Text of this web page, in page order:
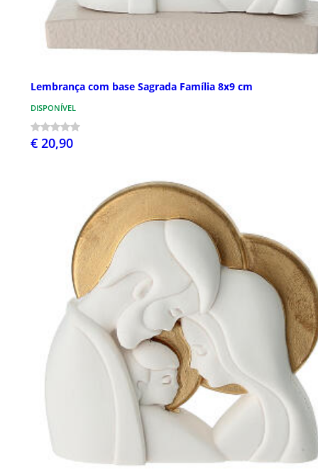
Lembrança com base Sagrada Família 8x9 cm
DISPONÍVEL
€ 20,90